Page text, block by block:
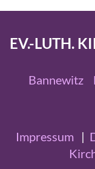
EV.-LUTH.
Bannewitz
Impressum |